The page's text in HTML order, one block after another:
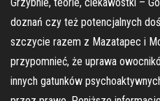
doznań czy też potencjalnych
szczycie razem z Mazatapec i
przypomnieć, że uprawa
innych gatunków